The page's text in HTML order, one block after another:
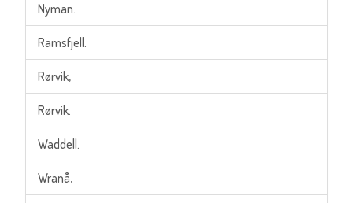
Nyman.
Ramsfjell.
Rørvik,
Rørvik.
Waddell.
Wranå,